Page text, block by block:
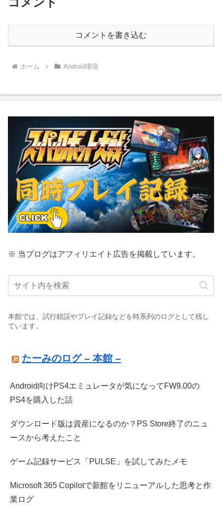
コメントを書き込む
ホーム Android環境
※ 当ブログはアフィリエイト広告を掲載しています。
本館では、試行錯誤やプレイ記録などを時系列のログとして残し
ています。
たーみのログ – 本館 –
Android向けPS4エミュレータが気になってFW9.00の
PS4を購入した話
ダウンロード版は資産になるのか？PS Store終了のニュ
ースから考えたこと
ゲーム記録サービス「PULSE」を試してみたメモ
Microsoft 365 Copilotで新館をリニューアルした思考と作
業ログ